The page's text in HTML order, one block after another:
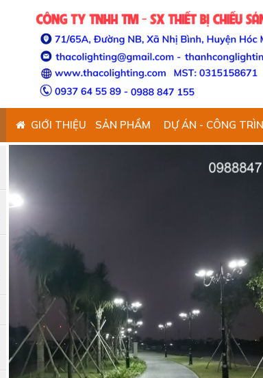
GIỚI THIỆU SẢN PHẨM DỰ ÁN - CÔNG